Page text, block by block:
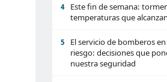
4
Este fin de semana:
temperaturas que
5
El servicio de bomberos en
riesgo: decisiones que
nuestra seguridad